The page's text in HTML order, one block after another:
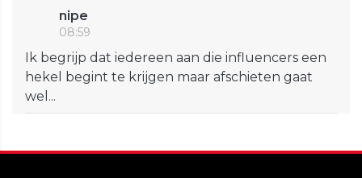
nipe
08:59
Ik begrijp dat iedereen aan die influencers een
hekel begint te krijgen maar afschieten gaat
wel...